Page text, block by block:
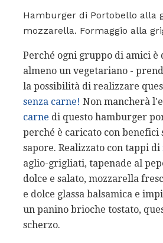
Hamburger di Portobello alla
mozzarella. Formaggio alla
Perché ogni gruppo di amici è
almeno un vegetariano -
la possibilità di realizzare
senza carne! Non mancherà
carne di questo hamburger
perché è caricato con
sapore. Realizzato con tappi di
aglio-grigliati, tapenade al
dolce e salato, mozzarella
e dolce glassa balsamica e
un panino brioche tostato,
scherzo.